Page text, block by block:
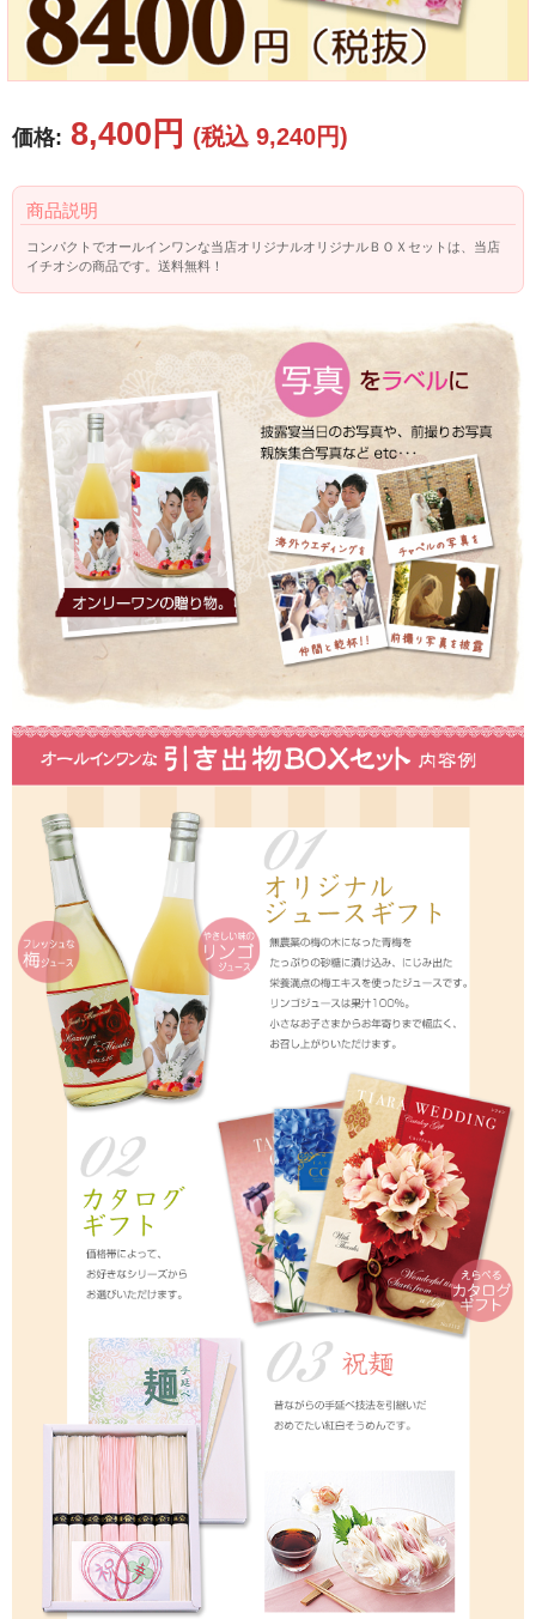
価格: 8,400円 (税込 9,240円)
商品説明
コンパクトでオールインワンな当店オリジナルオリジナルＢＯＸセットは、当店
イチオシの商品です。送料無料！